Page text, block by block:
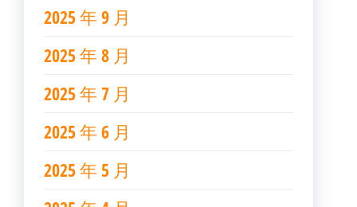
2025 年 9 月
2025 年 8 月
2025 年 7 月
2025 年 6 月
2025 年 5 月